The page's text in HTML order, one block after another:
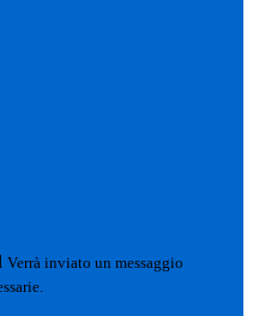
Verrà inviato un messaggio